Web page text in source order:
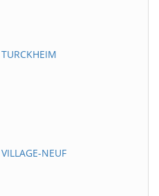
NEUF